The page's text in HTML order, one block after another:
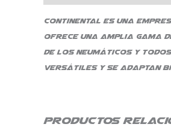
Continental es una
ofrece una amplia gama
de los neumáticos y
versátiles y se adaptan
Productos